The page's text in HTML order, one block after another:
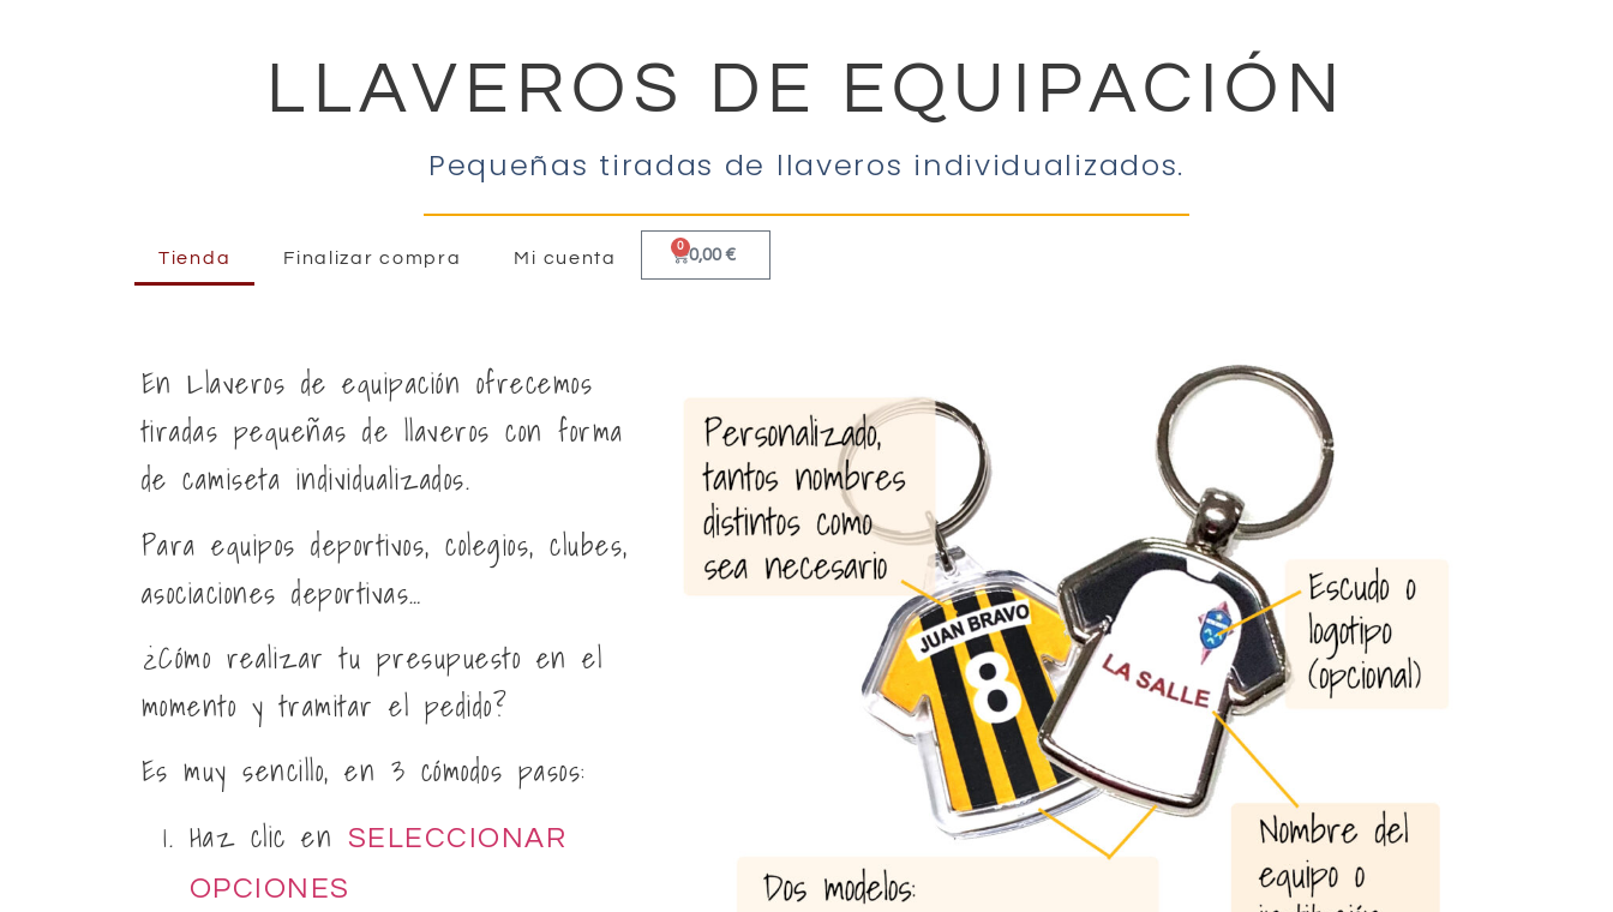
LLAVEROS DE EQUIPACIÓN
Pequeñas tiradas de llaveros individualizados.
Tienda Finalizar compra Mi cuenta 0,00€
0
En Llaveros de equipación ofrecemos
tiradas pequeñas de llaveros con forma
de camiseta individualizados.
Para equipos deportivos, colegios, clubes,
asociaciones deportivas…
¿Cómo realizar tu presupuesto en el
momento y tramitar el pedido?
Es muy sencillo, en 3 cómodos pasos:
Haz clic en SELECCIONAR
OPCIONES